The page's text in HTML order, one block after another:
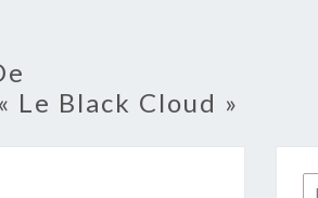
Le Black Cloud »